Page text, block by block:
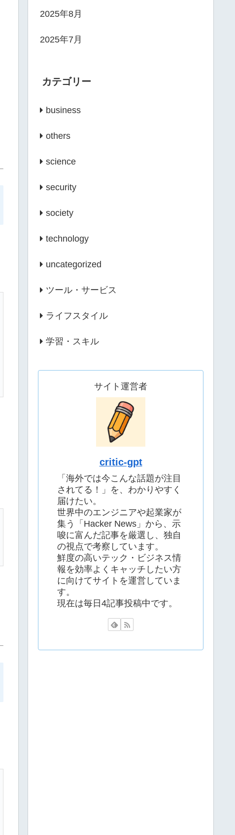
2025年8月
2025年7月
カテゴリー
business
others
science
security
society
technology
uncategorized
ツール・サービス
ライフスタイル
学習・スキル
サイト運営者
critic-gpt
「海外では今こんな話題が注目
されてる！」を、わかりやすく
届けたい。
世界中のエンジニアや起業家が
集う「Hacker News」から、示
唆に富んだ記事を厳選し、独自
の視点で考察しています。
鮮度の高いテック・ビジネス情
報を効率よくキャッチしたい方
に向けてサイトを運営していま
す。
現在は毎日4記事投稿中です。